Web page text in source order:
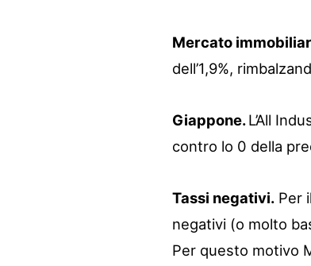
Mercato
dell’1,9%,
Giappone.L’All
contro lo 0 della
Tassi negativi. Per
negativi (o molto
Per questo motivo